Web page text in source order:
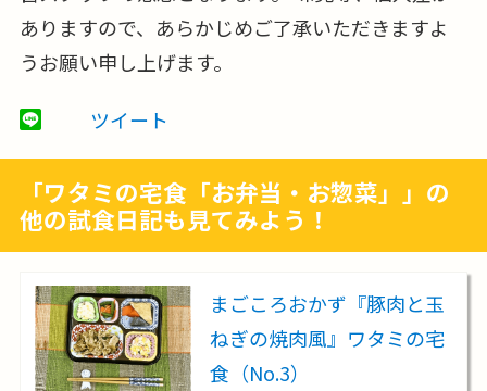
ありますので、あらかじめご了承いただきますよ
うお願い申し上げます。
ツイート
「ワタミの宅食「お弁当・お惣菜」」の
他の試食日記も見てみよう！
まごころおかず『豚肉と玉
ねぎの焼肉風』ワタミの宅
食（No.3）